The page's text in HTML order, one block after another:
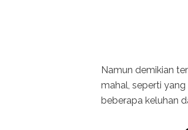
Namun demikian
mahal, seperti
beberapa keluhan